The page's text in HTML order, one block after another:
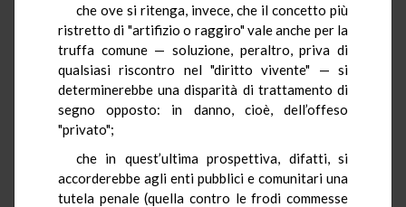
che ove si ritenga, invece, che il concetto più
ristretto di "artifizio o raggiro" vale anche per la
truffa comune — soluzione, peraltro, priva di
qualsiasi riscontro nel "diritto vivente" — si
determinerebbe una disparità di trattamento di
segno opposto: in danno, cioè, dell’offeso
"privato";
che in quest’ultima prospettiva, difatti, si
accorderebbe agli enti pubblici e comunitari una
tutela penale (quella contro le frodi commesse